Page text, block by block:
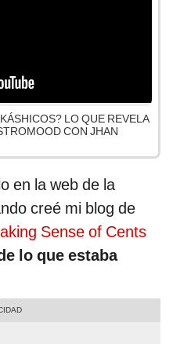
LO QUE REVELA
CON JHAN
en la web de la
creé mi blog de
Sense of Cents
lo que estaba